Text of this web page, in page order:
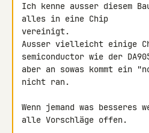
Ich kenne ausser diesem
alles in eine Chip
vereinigt.
Ausser vielleicht einige
semiconductor wie der
aber an sowas kommt ein
nicht ran.
Wenn jemand was
alle Vorschläge offen.